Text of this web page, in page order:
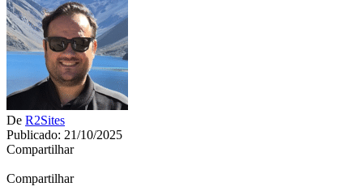
De R2Sites
Publicado: 21/10/2025
Compartilhar
Compartilhar